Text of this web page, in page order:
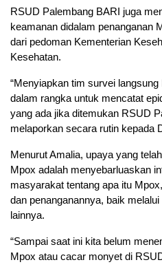
RSUD Palembang BARI juga
keamanan didalam penanganan
dari pedoman Kementerian
Kesehatan.
“Menyiapkan tim survei
dalam rangka untuk mencatat
yang ada jika ditemukan RSUD
melaporkan secara rutin kepada
Menurut Amalia, upaya yang
Mpox adalah menyebarluaskan
masyarakat tentang apa itu
dan penanganannya, baik
lainnya.
“Sampai saat ini kita belum
Mpox atau cacar monyet di